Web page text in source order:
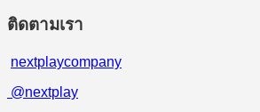
ติดตามเรา
nextplaycompany
@nextplay